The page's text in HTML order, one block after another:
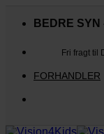
BEDRE
Fri fragt til
FORHANDLER